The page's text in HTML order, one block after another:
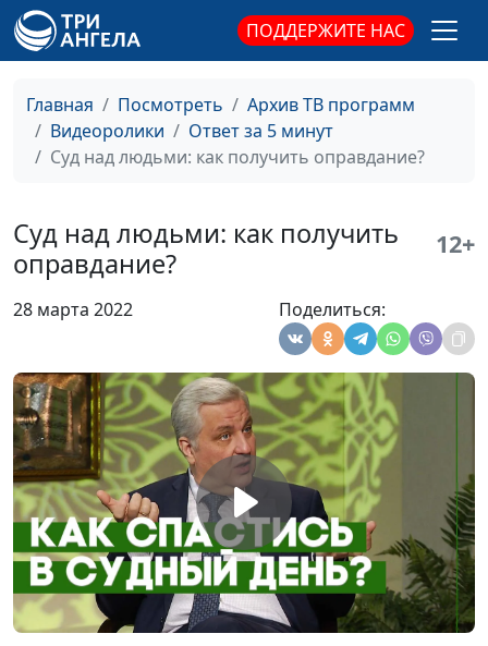
ПОДДЕРЖИТЕ НАС
Главная Посмотреть
Архив ТВ программ
Видеоролики
Ответ за 5 минут
Суд над людьми: как получить оправдание?
Суд над людьми: как получить
оправдание?
12+
28 марта 2022 Поделиться:
взаимоотношениям
тирана?
священнослужитель,
консультант по
семейным
Пять признаков
абьюза
Александр Сахаров,
священнослужитель,
семейным
взаимоотношениям
Пророк Иса: роль и
миссия
Анвар Гиндуллин,
священнослужитель,
Вадим Кочкарев,
священнослужитель,
магистр богословия
#54
Кто такой пророк Иса
в Коране?
Анвар Гиндуллин,
священнослужитель,
Вадим Кочкарев,
священнослужитель,
магистр богословия
#53